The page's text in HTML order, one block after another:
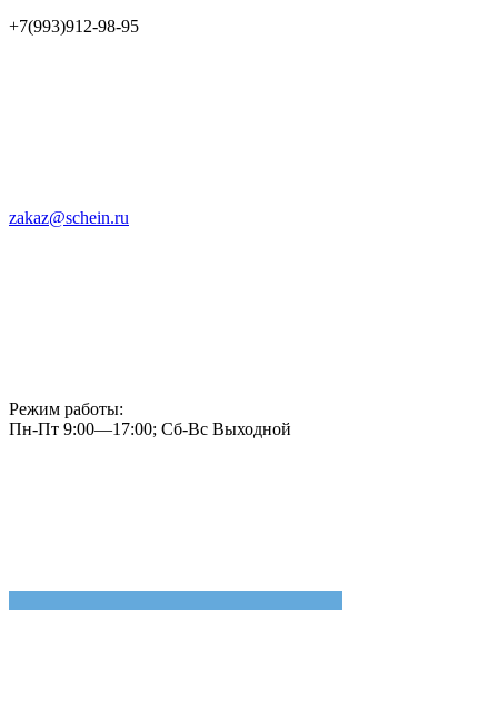
+7(993)912-98-95
zakaz@schein.ru
Режим работы:
Пн-Пт 9:00—17:00; Сб-Вс Выходной